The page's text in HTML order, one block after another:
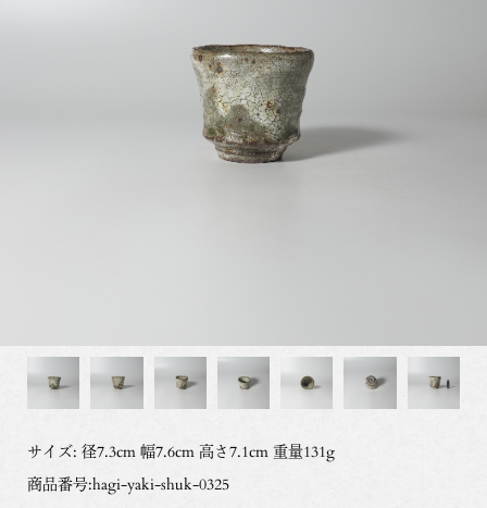
サイズ: 径7.3cm 幅7.6cm 高さ7.1cm 重量131g
商品番号:hagi-yaki-shuk-0325